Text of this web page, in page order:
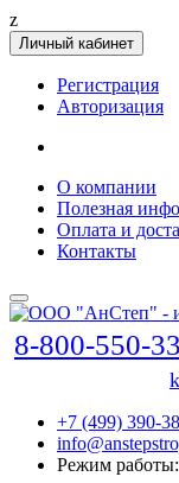
z
Личный кабинет
Регистрация
Авторизация
О компании
Полезная
Оплата и
Контакты
8-800-550-
+7 (499) 390-
Режим